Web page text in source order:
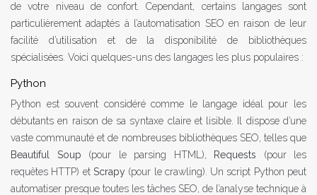
de votre niveau de confort. Cependant, certains langages sont
particulièrement adaptés à l’automatisation SEO en raison de leur
facilité d’utilisation et de la disponibilité de bibliothèques
spécialisées. Voici quelques-uns des langages les plus populaires :
Python
Python est souvent considéré comme le langage idéal pour les
débutants en raison de sa syntaxe claire et lisible. Il dispose d’une
vaste communauté et de nombreuses bibliothèques SEO, telles que
Beautiful Soup (pour le parsing HTML), Requests (pour les
requêtes HTTP) et Scrapy (pour le crawling). Un script Python peut
automatiser presque toutes les tâches SEO, de l’analyse technique à